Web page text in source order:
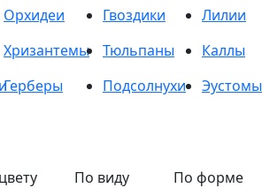
Орхидеи Гвоздики
Лилии
Хризантемы Тюльпаны
Каллы
Герберы Подсолнухи
Эустомы
По виду
По форме